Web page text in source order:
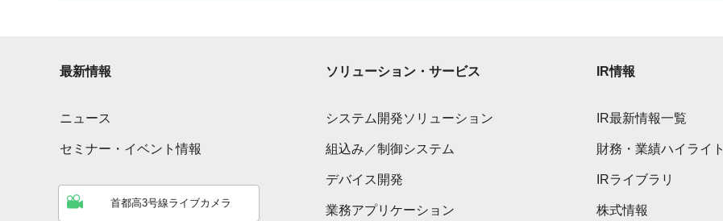
最新情報
ニュース
セミナー・イベント情報
首都高3号線ライブカメラ
ソリューション・サービス
システム開発ソリューション
組込み／制御システム
デバイス開発
業務アプリケーション
IR情報
IR最新情報一覧
財務・業績ハイライト
IRライブラリ
株式情報